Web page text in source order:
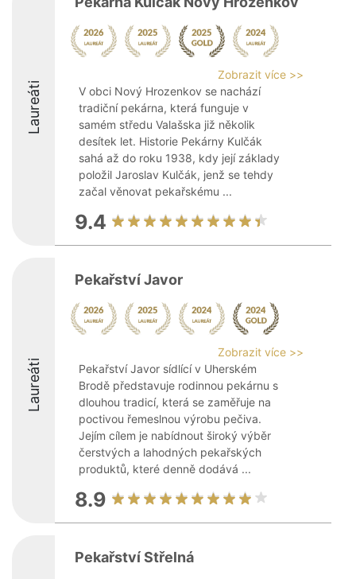
Laureáti
Zobrazit více >>
V obci Nový Hrozenkov se nachází
tradiční pekárna, která funguje v
samém středu Valašska již několik
desítek let. Historie Pekárny Kulčák
sahá až do roku 1938, kdy její základy
položil Jaroslav Kulčák, jenž se tehdy
začal věnovat pekařskému ...
9.4
Laureáti
Pekařství Javor
Zobrazit více >>
Pekařství Javor sídlící v Uherském
Brodě představuje rodinnou pekárnu s
dlouhou tradicí, která se zaměřuje na
poctivou řemeslnou výrobu pečiva.
Jejím cílem je nabídnout široký výběr
čerstvých a lahodných pekařských
produktů, které denně dodává ...
8.9
Pekařství Střelná